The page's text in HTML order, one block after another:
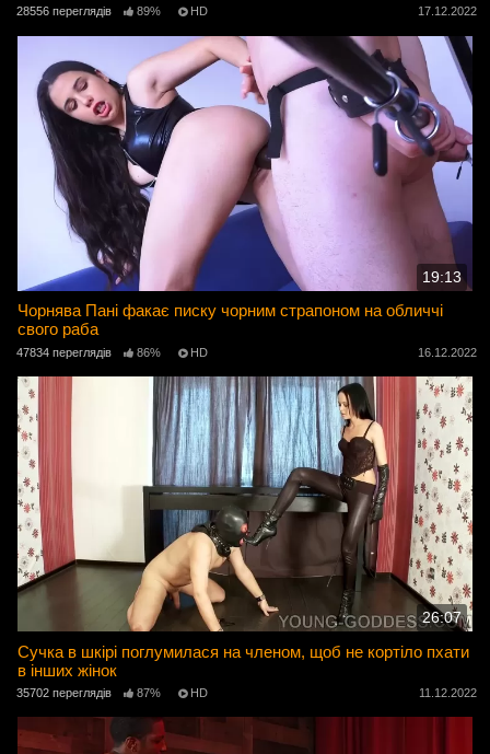
28556 переглядів 89% HD 17.12.2022
19:13
Чорнява Пані факає писку чорним страпоном на обличчі
свого раба
47834 переглядів 86% HD 16.12.2022
26:07
Сучка в шкірі поглумилася на членом, щоб не кортіло пхати
в інших жінок
35702 переглядів 87% HD 11.12.2022